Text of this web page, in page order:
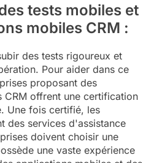
tests mobiles et
mobiles CRM :
des tests rigoureux et
Pour aider dans ce
proposant des
CRM offrent une certification
Une fois certifié, les
des services d'assistance
doivent choisir une
une vaste expérience